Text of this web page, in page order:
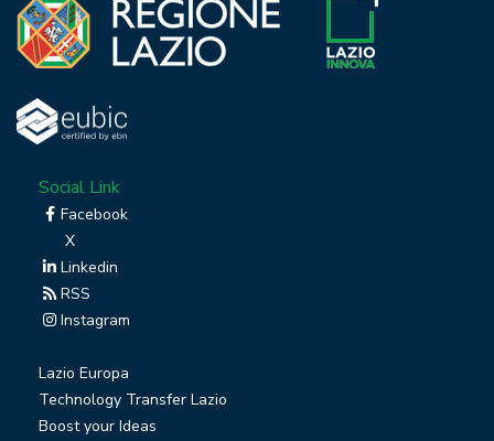
Social Link
Facebook
X
Linkedin
RSS
Instagram
Lazio Europa
Technology Transfer Lazio
Boost your Ideas